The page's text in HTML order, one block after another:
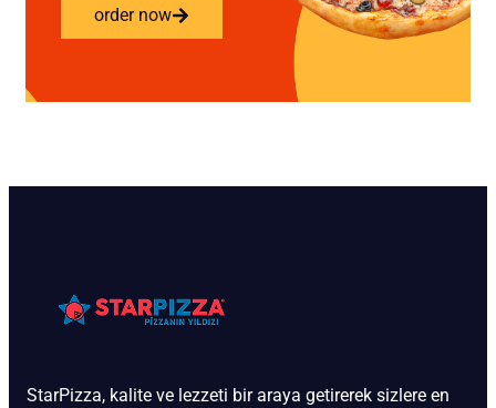
order now
StarPizza, kalite ve lezzeti bir araya getirerek sizlere en